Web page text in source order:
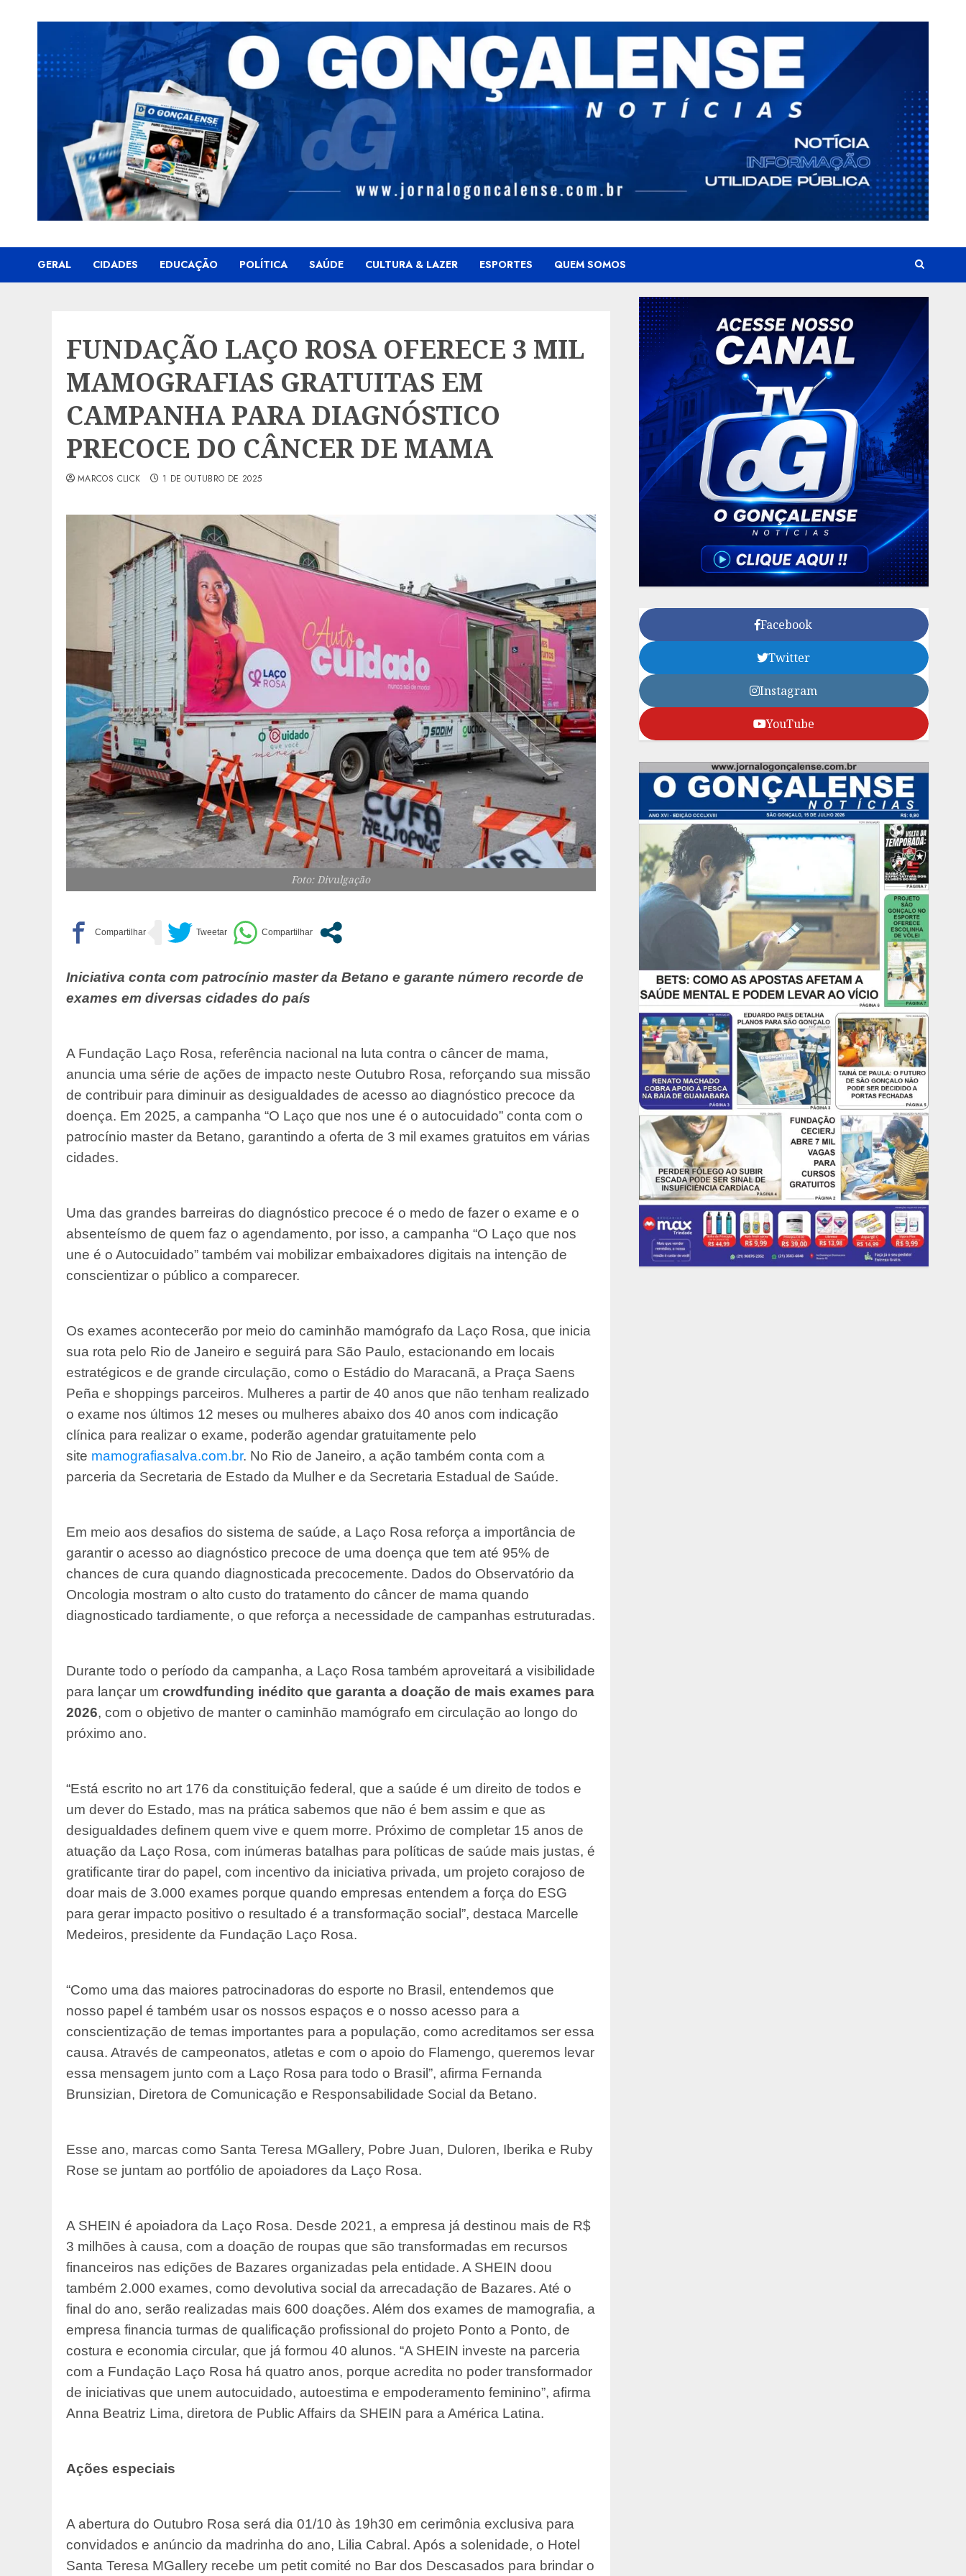
GERAL CIDADES EDUCAÇÃO POLÍTICA SAÚDE CULTURA & LAZER ESPORTES QUEM SOMOS
FUNDAÇÃO LAÇO ROSA OFERECE 3 MIL
MAMOGRAFIAS GRATUITAS EM
CAMPANHA PARA DIAGNÓSTICO
PRECOCE DO CÂNCER DE MAMA
MARCOS CLICK 1 DE OUTUBRO DE 2025
Foto: Divulgação
Iniciativa conta com patrocínio master da Betano e garante número recorde de
exames em diversas cidades do país
A Fundação Laço Rosa, referência nacional na luta contra o câncer de mama,
anuncia uma série de ações de impacto neste Outubro Rosa, reforçando sua missão
de contribuir para diminuir as desigualdades de acesso ao diagnóstico precoce da
doença. Em 2025, a campanha “O Laço que nos une é o autocuidado” conta com o
patrocínio master da Betano, garantindo a oferta de 3 mil exames gratuitos em várias
cidades.
Uma das grandes barreiras do diagnóstico precoce é o medo de fazer o exame e o
absenteísmo de quem faz o agendamento, por isso, a campanha “O Laço que nos
une é o Autocuidado” também vai mobilizar embaixadores digitais na intenção de
conscientizar o público a comparecer.
Os exames acontecerão por meio do caminhão mamógrafo da Laço Rosa, que inicia
sua rota pelo Rio de Janeiro e seguirá para São Paulo, estacionando em locais
estratégicos e de grande circulação, como o Estádio do Maracanã, a Praça Saens
Peña e shoppings parceiros. Mulheres a partir de 40 anos que não tenham realizado
o exame nos últimos 12 meses ou mulheres abaixo dos 40 anos com indicação
clínica para realizar o exame, poderão agendar gratuitamente pelo
site mamografiasalva.com.br. No Rio de Janeiro, a ação também conta com a
parceria da Secretaria de Estado da Mulher e da Secretaria Estadual de Saúde.
Em meio aos desafios do sistema de saúde, a Laço Rosa reforça a importância de
garantir o acesso ao diagnóstico precoce de uma doença que tem até 95% de
chances de cura quando diagnosticada precocemente. Dados do Observatório da
Oncologia mostram o alto custo do tratamento do câncer de mama quando
diagnosticado tardiamente, o que reforça a necessidade de campanhas estruturadas.
Durante todo o período da campanha, a Laço Rosa também aproveitará a visibilidade
para lançar um crowdfunding inédito que garanta a doação de mais exames para
2026, com o objetivo de manter o caminhão mamógrafo em circulação ao longo do
próximo ano.
“Está escrito no art 176 da constituição federal, que a saúde é um direito de todos e
um dever do Estado, mas na prática sabemos que não é bem assim e que as
desigualdades definem quem vive e quem morre. Próximo de completar 15 anos de
atuação da Laço Rosa, com inúmeras batalhas para políticas de saúde mais justas, é
gratificante tirar do papel, com incentivo da iniciativa privada, um projeto corajoso de
doar mais de 3.000 exames porque quando empresas entendem a força do ESG
para gerar impacto positivo o resultado é a transformação social”, destaca Marcelle
Medeiros, presidente da Fundação Laço Rosa.
“Como uma das maiores patrocinadoras do esporte no Brasil, entendemos que
nosso papel é também usar os nossos espaços e o nosso acesso para a
conscientização de temas importantes para a população, como acreditamos ser essa
causa. Através de campeonatos, atletas e com o apoio do Flamengo, queremos levar
essa mensagem junto com a Laço Rosa para todo o Brasil”, afirma Fernanda
Brunsizian, Diretora de Comunicação e Responsabilidade Social da Betano.
Esse ano, marcas como Santa Teresa MGallery, Pobre Juan, Duloren, Iberika e Ruby
Rose se juntam ao portfólio de apoiadores da Laço Rosa.
A SHEIN é apoiadora da Laço Rosa. Desde 2021, a empresa já destinou mais de R$
3 milhões à causa, com a doação de roupas que são transformadas em recursos
financeiros nas edições de Bazares organizadas pela entidade. A SHEIN doou
também 2.000 exames, como devolutiva social da arrecadação de Bazares. Até o
final do ano, serão realizadas mais 600 doações. Além dos exames de mamografia, a
empresa financia turmas de qualificação profissional do projeto Ponto a Ponto, de
costura e economia circular, que já formou 40 alunos. “A SHEIN investe na parceria
com a Fundação Laço Rosa há quatro anos, porque acredita no poder transformador
de iniciativas que unem autocuidado, autoestima e empoderamento feminino”, afirma
Anna Beatriz Lima, diretora de Public Affairs da SHEIN para a América Latina.
Ações especiais
A abertura do Outubro Rosa será dia 01/10 às 19h30 em cerimônia exclusiva para
convidados e anúncio da madrinha do ano, Lilia Cabral. Após a solenidade, o Hotel
Santa Teresa MGallery recebe um petit comité no Bar dos Descasados para brindar o
Facebook
Twitter
Instagram
YouTube